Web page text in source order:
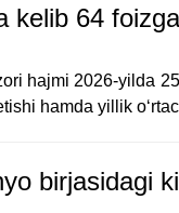
64 foizga
hajmi 2026-yilda
hamda yillik
birjasidagi